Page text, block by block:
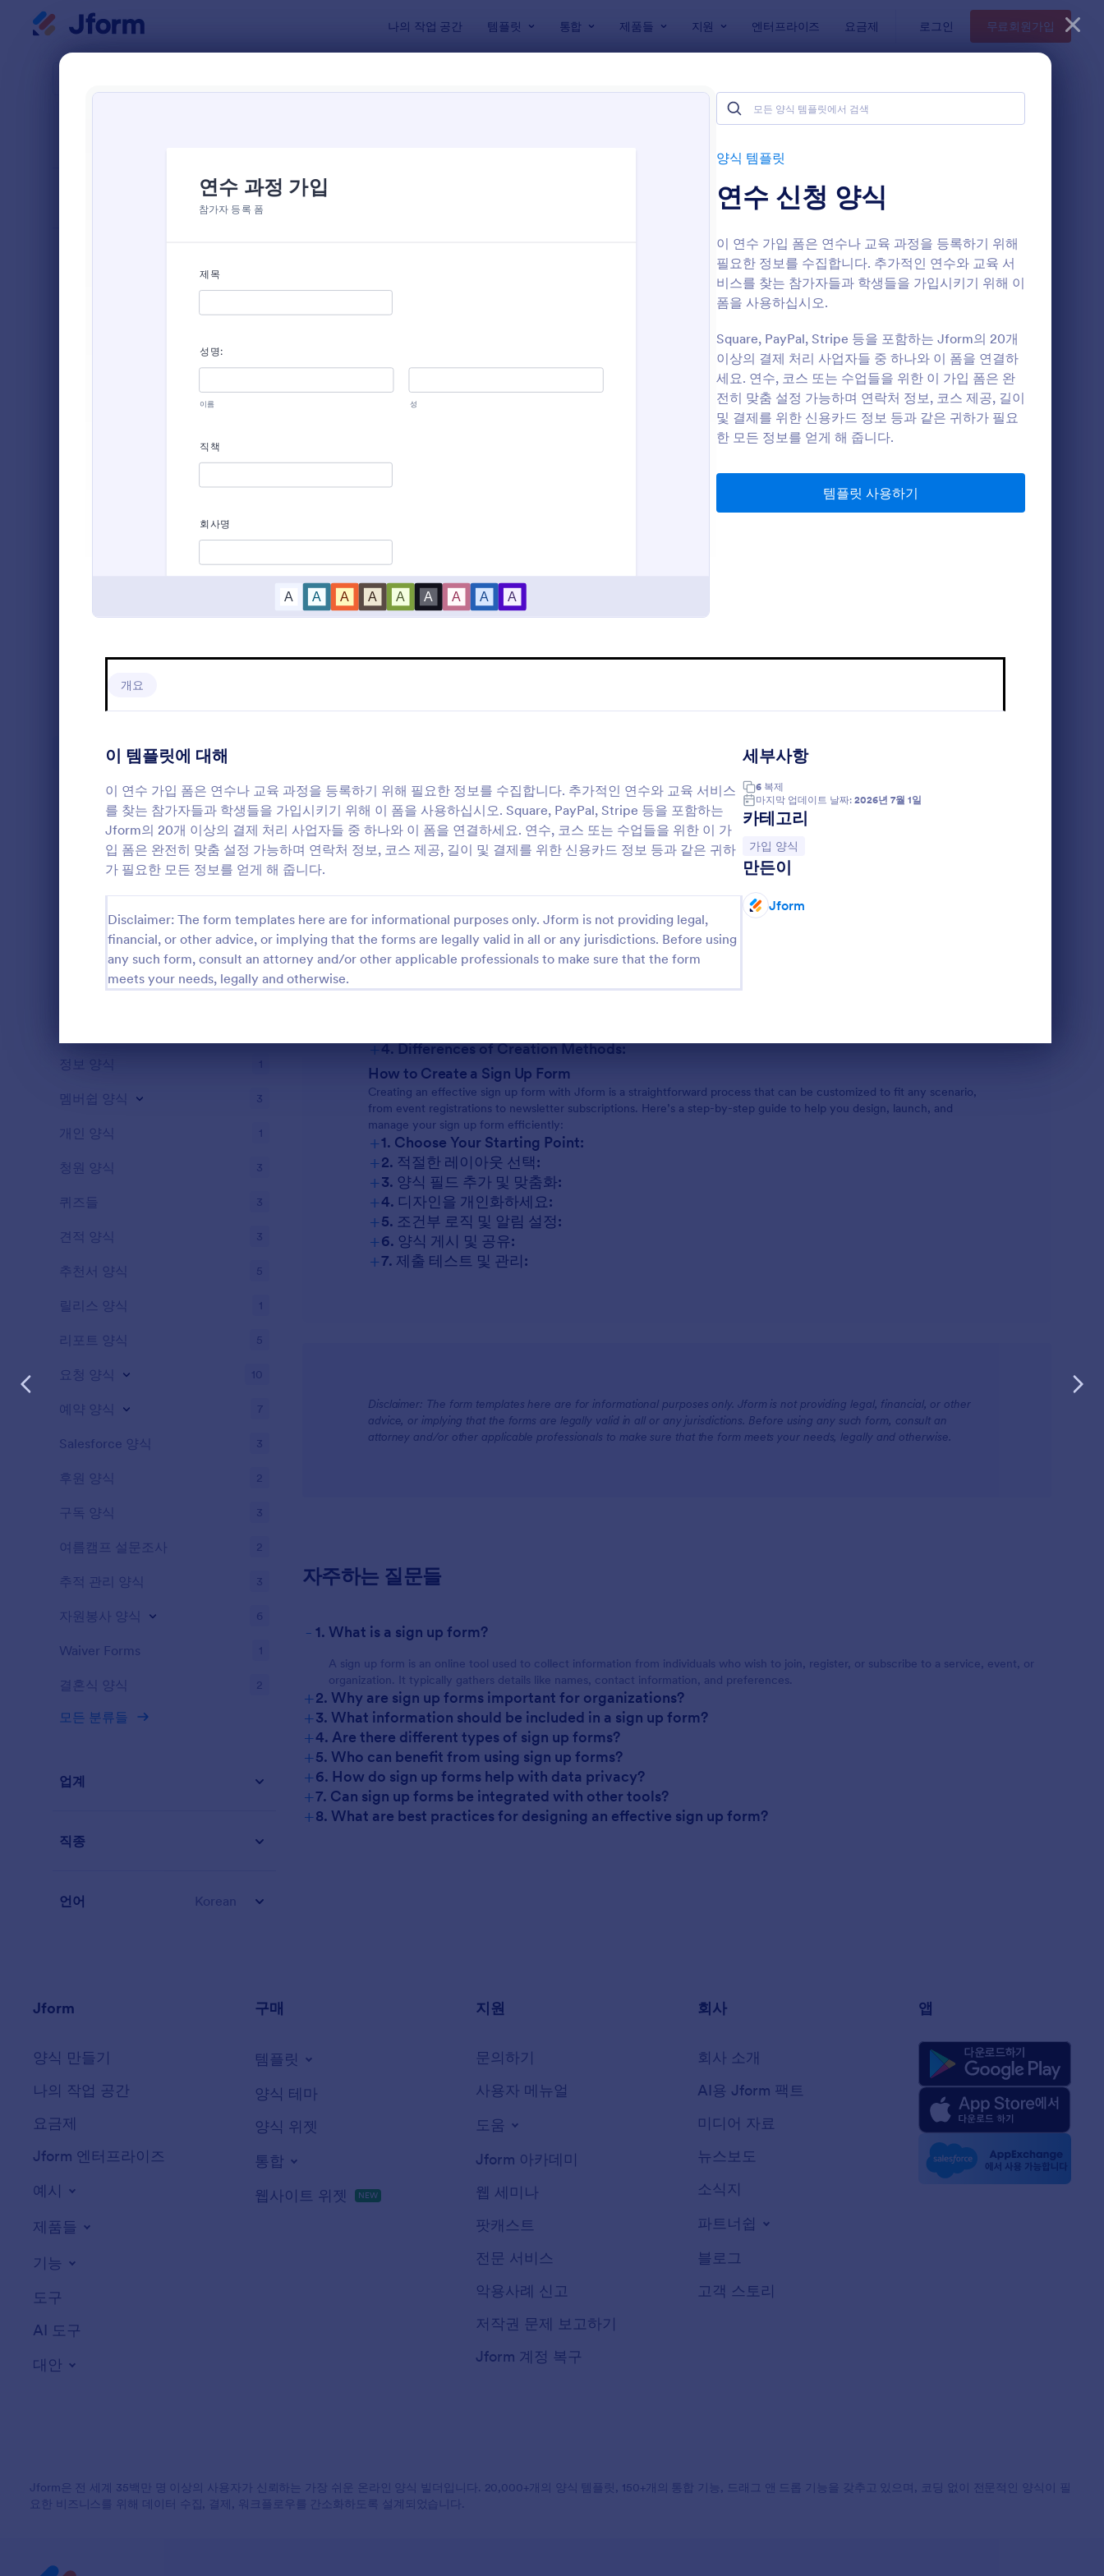
나의 작업 공간 템플릿 통합 제품들 지원 엔터프라이즈 요금제 로그인 무료회원가입
양식 템플릿
연수 신청 양식
이 연수 가입 폼은 연수나 교육 과정을 등록하기 위해
필요한 정보를 수집합니다. 추가적인 연수와 교육 서
비스를 찾는 참가자들과 학생들을 가입시키기 위해 이
폼을 사용하십시오.
Square, PayPal, Stripe 등을 포함하는 Jform의 20개
이상의 결제 처리 사업자들 중 하나와 이 폼을 연결하
세요. 연수, 코스 또는 수업들을 위한 이 가입 폼은 완
전히 맞춤 설정 가능하며 연락처 정보, 코스 제공, 길이
및 결제를 위한 신용카드 정보 등과 같은 귀하가 필요
한 모든 정보를 얻게 해 줍니다.
템플릿 사용하기
개요
이 템플릿에 대해
이 연수 가입 폼은 연수나 교육 과정을 등록하기 위해 필요한 정보를 수집합니다. 추가적인 연수와 교육 서비스
를 찾는 참가자들과 학생들을 가입시키기 위해 이 폼을 사용하십시오. Square, PayPal, Stripe 등을 포함하는
Jform의 20개 이상의 결제 처리 사업자들 중 하나와 이 폼을 연결하세요. 연수, 코스 또는 수업들을 위한 이 가
입 폼은 완전히 맞춤 설정 가능하며 연락처 정보, 코스 제공, 길이 및 결제를 위한 신용카드 정보 등과 같은 귀하
가 필요한 모든 정보를 얻게 해 줍니다.
Disclaimer: The form templates here are for informational purposes only. Jform is not providing legal,
financial, or other advice, or implying that the forms are legally valid in all or any jurisdictions. Before using
any such form, consult an attorney and/or other applicable professionals to make sure that the form
meets your needs, legally and otherwise.
세부사항
6 복제
마지막 업데이트 날짜: 2026년 7월 1일
카테고리
카테고리로 이동:
가입 양식
만든이
Jform
업체나 개인에게 유용합니다. 이러한 이메일
주소들은 소식지, 특별 제안 및 판매 정보를
템플릿 사용하기
: 연수 신청 양식
오. Square, PayPal, Stripe 등을 포함하는
필요한 모든 정보를 얻게 해 줍니다.
마시지 고객 접수 양식
니다. 또한 마사지 고객 유입 폼은 척추 지압
사에 의해 사용됩니다. 이 폼은 개인 정보, 연
Go to Category:
가입 양식
적인 디지털 도구입니다. 이벤트 등록을 관리하거나, 이메일 구독자 목록을 구축하거나, 신규 회원을 온보딩하거나, 자원
봉사자를 모집하는 경우에도 등록 양식은 이름, 연락처 정보, 기본 설정 및 동의와 같은 주요 정보를 수집하는 프로세스를
간소화합니다. 이러한 다양성 덕분에 비즈니스, 교육 기관, 비영리 조직, 클럽 및 커뮤니티 조직에서 참여와 참여를 효율적
으로 관리하는 데 매우 유용합니다.
With Jform, creating and managing sign up forms becomes effortless and highly customizable. Jform’s no-code Form
Builder allows users to design forms tailored to their specific needs using a simple drag-and-drop interface. You can
add or rearrange fields, integrate payment gateways, set up conditional logic, and automate notifications—all without
any coding knowledge. Submissions are automatically organized in Jform Tables, making it easy to track responses and
can quickly launch professional sign up forms that enhance user experience and streamline data collection.
Use Cases of Sign Up Forms
Sign up forms serve a wide range of purposes across different industries and scenarios. Their adaptability allows them
to solve various problems related to participant management, data collection, and communication. Here’s how sign up
+1. Possible Use Cases:
+4. Differences of Creation Methods:
How to Create a Sign Up Form
Creating an effective sign up form with Jform is a straightforward process that can be customized to fit any scenario,
from event registrations to newsletter subscriptions. Here’s a step-by-step guide to help you design, launch, and
manage your sign up form efficiently:
+1. Choose Your Starting Point:
+2. 적절한 레이아웃 선택:
+3. 양식 필드 추가 및 맞춤화:
+4. 디자인을 개인화하세요:
+5. 조건부 로직 및 알림 설정:
+6. 양식 게시 및 공유:
+7. 제출 테스트 및 관리:
Disclaimer: The form templates here are for informational purposes only. Jform is not providing legal, financial, or other
advice, or implying that the forms are legally valid in all or any jurisdictions. Before using any such form, consult an
attorney and/or other applicable professionals to make sure that the form meets your needs, legally and otherwise.
자주하는 질문들
- 1. What is a sign up form?
A sign up form is an online tool used to collect information from individuals who wish to join, register, or subscribe to a service, event, or
organization. It typically gathers details like names, contact information, and preferences.
+2. Why are sign up forms important for organizations?
+3. What information should be included in a sign up form?
+4. Are there different types of sign up forms?
+5. Who can benefit from using sign up forms?
+6. How do sign up forms help with data privacy?
+7. Can sign up forms be integrated with other tools?
+8. What are best practices for designing an effective sign up form?
클래식
6
회신요청 양식 4
가입 양식
4
어워드 양식 2
계산 양식 2
콘텐츠 양식
기부 양식 4
고용 양식 4
평가 양식 3
정보 양식
멤버쉽 양식 3
개인 양식 1
청원 양식 3
퀴즈들 3
견적 양식 3
추천서 양식 5
릴리스 양식 1
리포트 양식 5
요청 양식 10
예약 양식 7
Salesforce 양식 3
후원 양식 2
구독 양식 3
여름캠프 설문조사 2
추적 관리 양식 3
자원봉사 양식 6
Waiver Forms 1
결혼식 양식 2
모든 분류들
업계
직종
언어 Korean
Jform
양식 만들기
나의 작업 공간
요금제
Jform 엔터프라이즈
예시
제품들
기능
도구
AI 도구
대안
구매
템플릿
양식 테마
양식 위젯
통합
웹사이트 위젯
NEW
지원
문의하기
사용자 메뉴얼
도움
Jform 아카데미
웹 세미나
팟캐스트
전문 서비스
악용사례 신고
저작권 문제 보고하기
Jform 계정 복구
회사
회사 소개
AI용 Jform 팩트
미디어 자료
뉴스보도
소식지
파트너쉽
블로그
고객 스토리
앱
Jform은 전 세계 35백만 명 이상의 사용자가 신뢰하는 가장 쉬운 온라인 양식 빌더입니다. 20,000+개의 양식 템플릿, 150+개의 통합 기능, 드래그 앤 드롭 기능을 갖추고 있으며, 코딩 없이 전문적인 양식이 필
요한 비즈니스를 위해 데이터 수집, 결제, 워크플로우를 간소화하도록 설계되었습니다.